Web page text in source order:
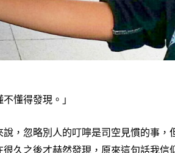
懂得發現。」
忽略別人的叮嚀是司空見慣的事，
久之後才赫然發現，原來這句話我信